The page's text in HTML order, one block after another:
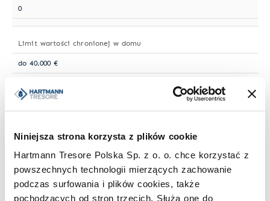
Niniejsza strona korzysta z plików cookie
Hartmann Tresore Polska Sp. z o. o. chce korzystać z
powszechnych technologii mierzących zachowanie
podczas surfowania i plików cookies, także
pochodzących od stron trzecich. Służą one do
0
Limit wartości chronionej w domu
do 40.000 €
Limit wartości chronionej w firmie
Standardowy zamek
Zamek kluczowy